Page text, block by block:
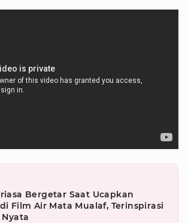
Bergetar Saat Ucapkan
Film Air Mata Mualaf, Terinspirasi